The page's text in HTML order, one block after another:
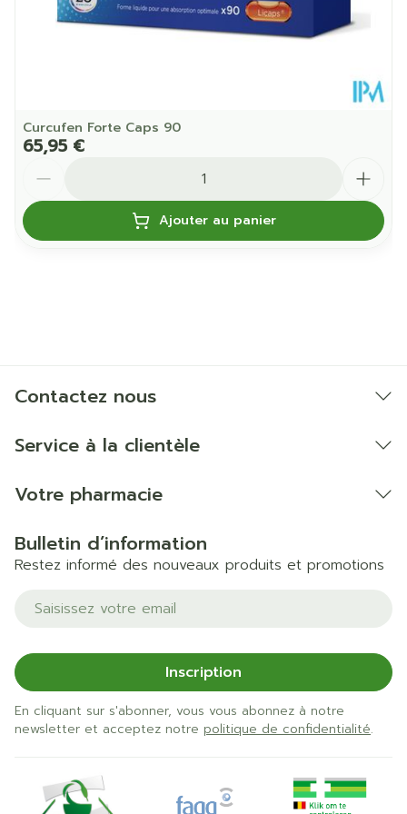
Curcufen Forte Caps 90
65,95 €
Ajouter au panier
Contactez nous
Service à la clientèle
Votre pharmacie
Bulletin d’information
Restez informé des nouveaux produits et promotions
Adresse mail
Inscription
En cliquant sur s'abonner, vous vous abonnez à notre
newsletter et acceptez notre politique de confidentialité.